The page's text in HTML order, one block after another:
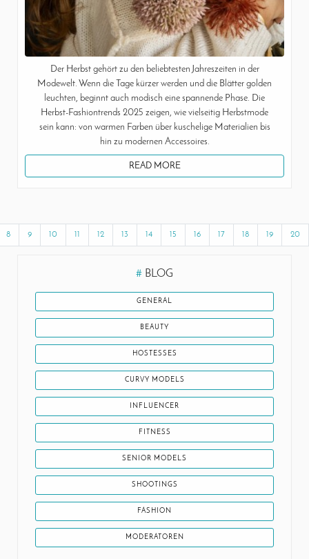
Der Herbst gehört zu den beliebtesten Jahreszeiten in der
Modewelt. Wenn die Tage kürzer werden und die Blätter golden
leuchten, beginnt auch modisch eine spannende Phase. Die
Herbst-Fashiontrends 2025 zeigen, wie vielseitig Herbstmode
sein kann: von warmen Farben über kuschelige Materialien bis
hin zu modernen Accessoires.
READ MORE
8 9 10 11 12 13 14 15 16 17 18 19 20
# BLOG
GENERAL
BEAUTY
HOSTESSES
CURVY MODELS
INFLUENCER
FITNESS
SENIOR MODELS
SHOOTINGS
FASHION
MODERATOREN